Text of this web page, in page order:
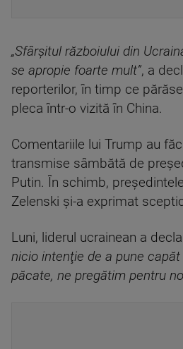
„Sfârşitul războiului din
se apropie foarte mult”, a
reporterilor, în timp ce
pleca într-o vizită în China.
Comentariile lui Trump au
transmise sâmbătă de
Putin. În schimb,
Zelenski şi-a exprimat
Luni, liderul ucrainean a
nicio intenţie de a pune
păcate, ne pregătim pentru